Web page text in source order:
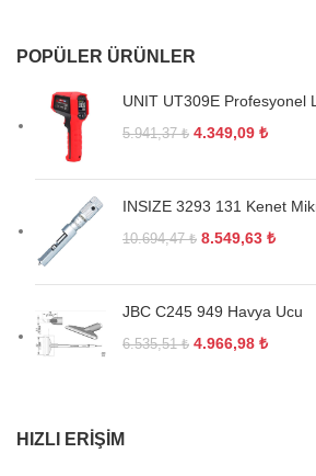
POPÜLER ÜRÜNLER
UNIT UT309E Profesyonel
5.941,37₺ 4.349,09 ₺
INSIZE 3293 131 Kenet
10.694,47₺ 8.549,63 ₺
JBC C245 949 Havya Ucu
6.535,51₺ 4.966,98 ₺
HIZLI ERIŞIM